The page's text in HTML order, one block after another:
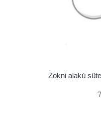
Zokni alakú